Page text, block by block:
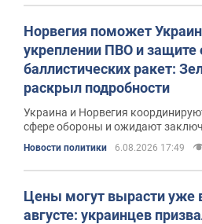
Норвегия поможет
укреплении ПВО и защите
баллистических ракет:
раскрыл подробности
Украина и Норвегия
сфере обороны и ожидают
в рамках стратегического
Новости политики 6.08.2026 17:49
Цены могут вырасти уже
августе: украинцев